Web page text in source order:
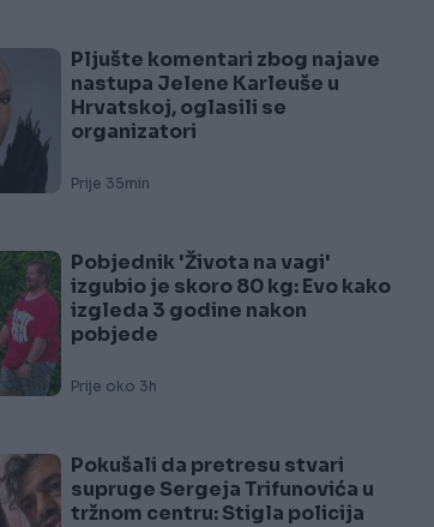
Pljušte komentari zbog najave
nastupa Jelene Karleuše u
Hrvatskoj, oglasili se
organizatori
Prije 35min
Pobjednik 'Života na vagi'
izgubio je skoro 80 kg: Evo kako
izgleda 3 godine nakon
pobjede
Prije oko 3h
Pokušali da pretresu stvari
supruge Sergeja Trifunovića u
tržnom centru: Stigla policija